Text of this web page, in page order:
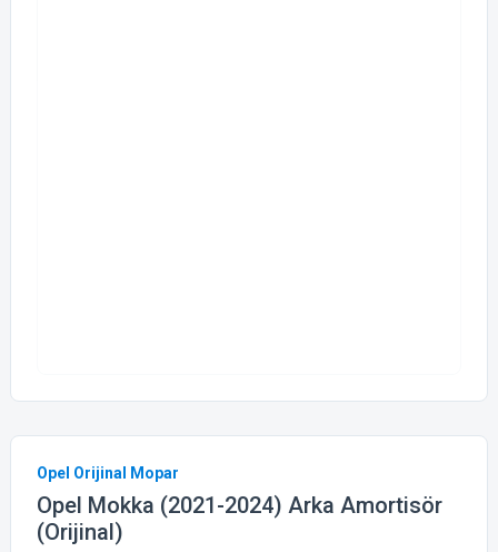
Opel Orijinal Mopar
Opel Mokka (2021-2024) Arka Amortisör
(Orijinal)